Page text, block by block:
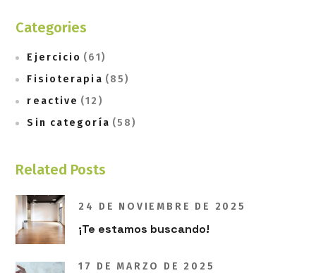
Categories
Ejercicio (61)
Fisioterapia (85)
reactive (12)
Sin categoría (58)
Related Posts
24 DE NOVIEMBRE DE 2025
¡Te estamos buscando!
17 DE MARZO DE 2025